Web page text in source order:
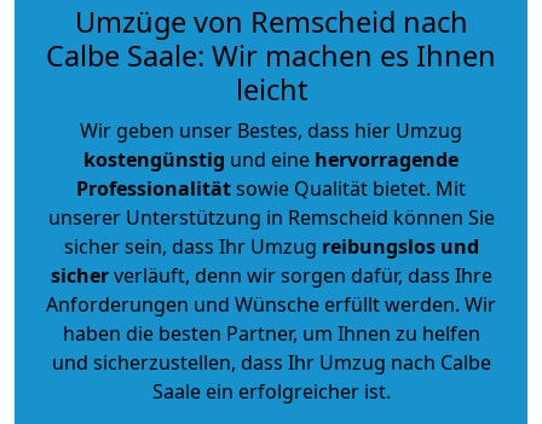
Umzüge von Remscheid nach
Calbe Saale: Wir machen es Ihnen
leicht
Wir geben unser Bestes, dass hier Umzug
kostengünstig und eine hervorragende
Professionalitätsowie Qualität bietet. Mit
unserer Unterstützung in Remscheid können Sie
sicher sein, dass Ihr Umzug reibungslos und
sicherverläuft, denn wir sorgen dafür, dass Ihre
Anforderungen und Wünsche erfüllt werden. Wir
haben die besten Partner, um Ihnen zu helfen
und sicherzustellen, dass Ihr Umzug nach Calbe
Saale ein erfolgreicher ist.